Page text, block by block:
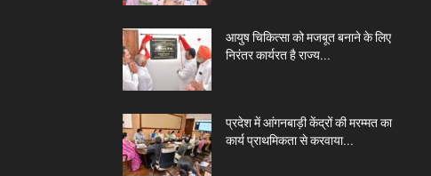
आयुष चिकित्सा को मजबूत बनाने के लिए
निरंतर कार्यरत है राज्य...
प्रदेश में आंगनबाड़ी केंद्रों की मरम्मत का
कार्य प्राथमिकता से करवाया...